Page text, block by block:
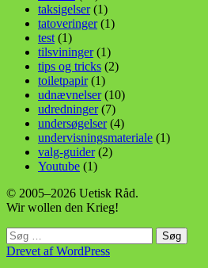
taksigelser(1)
tatoveringer(1)
test (1)
tilsvininger(1)
tips og tricks (2)
toiletpapir(1)
udnævnelser(10)
udredninger(7)
undersøgelser(4)
undervisningsmateriale (1)
valg-guider(2)
Youtube (1)
© 2005–2026 Uetisk Råd.
Wir wollen den Krieg!
Søg
efter:
Drevet af WordPress